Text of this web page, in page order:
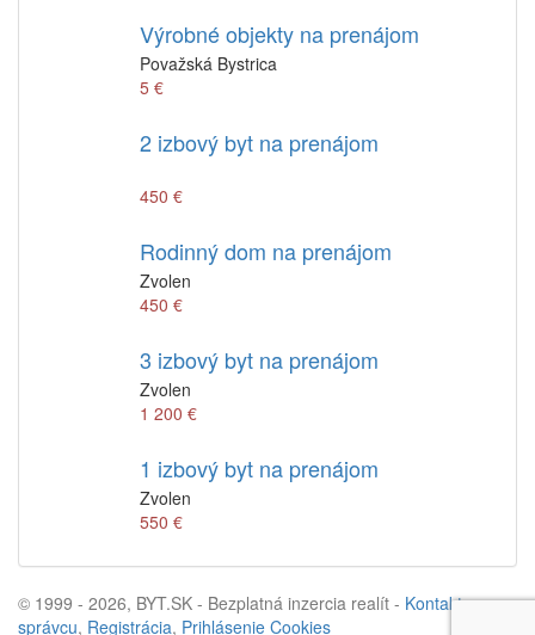
Výrobné objekty na prenájom
Považská Bystrica
5 €
2 izbový byt na prenájom
450 €
Rodinný dom na prenájom
Zvolen
450 €
3 izbový byt na prenájom
Zvolen
1 200 €
1 izbový byt na prenájom
Zvolen
550 €
© 1999 - 2026, BYT.SK - Bezplatná inzercia realít - Kontakt na
správcu, Registrácia, Prihlásenie Cookies